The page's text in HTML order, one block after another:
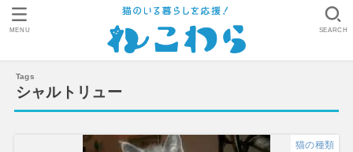
SEARCH
MENU
シャルトリュー
猫の種類